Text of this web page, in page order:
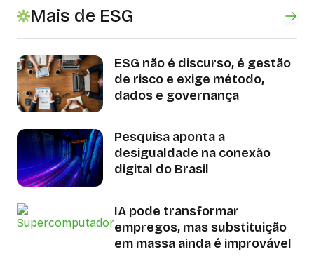
Mais de ESG
ESG não é discurso, é gestão
de risco e exige método,
dados e governança
Pesquisa aponta a
desigualdade na conexão
digital do Brasil
IA pode transformar
empregos, mas substituição
em massa ainda é improvável